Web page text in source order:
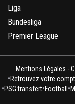
Liga
Bundesliga
Premier League
Mentions Légales -
•Retrouvez votre
•PSG transfert•Football •